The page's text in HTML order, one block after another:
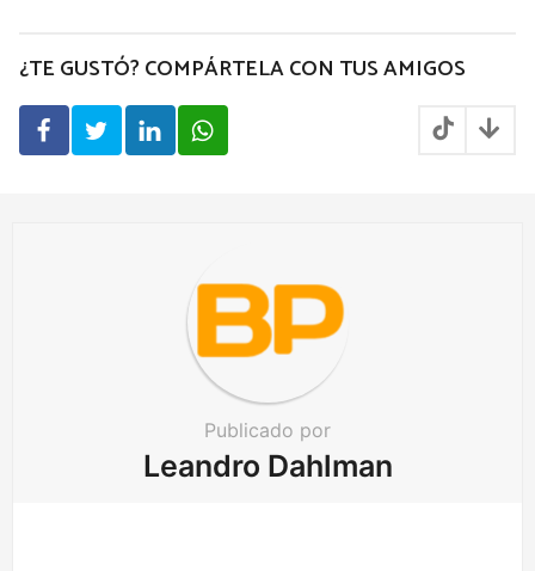
P
a
i
¿TE GUSTÓ? COMPÁRTELA CON TUS AMIGOS
Publicado por
Leandro Dahlman